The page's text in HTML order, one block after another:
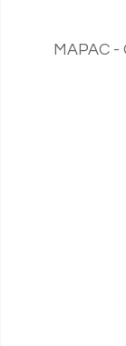
MAPAC